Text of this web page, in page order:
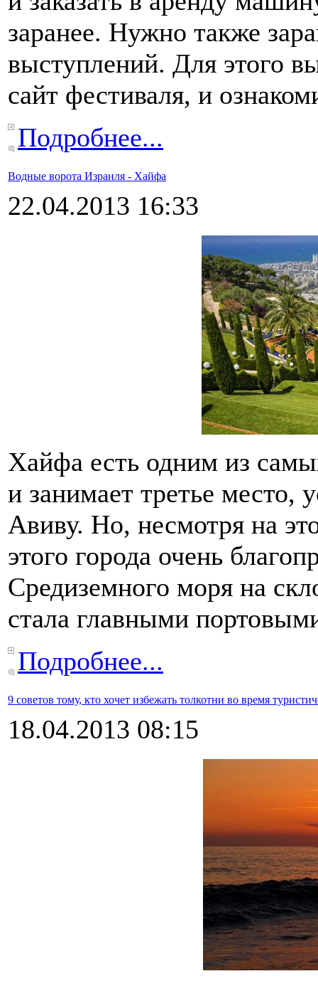
заранее. Нужно также
выступлений. Для этого
сайт фестиваля, и
Подробнее...
Водные ворота Израиля - Хайфа
22.04.2013 16:33
Хайфа есть одним из
и занимает третье место,
Авиву. Но, несмотря на
этого города очень
Средиземного моря на
стала главными
Подробнее...
9 советов тому, кто хочет избежать толкотни во время
18.04.2013 08:15